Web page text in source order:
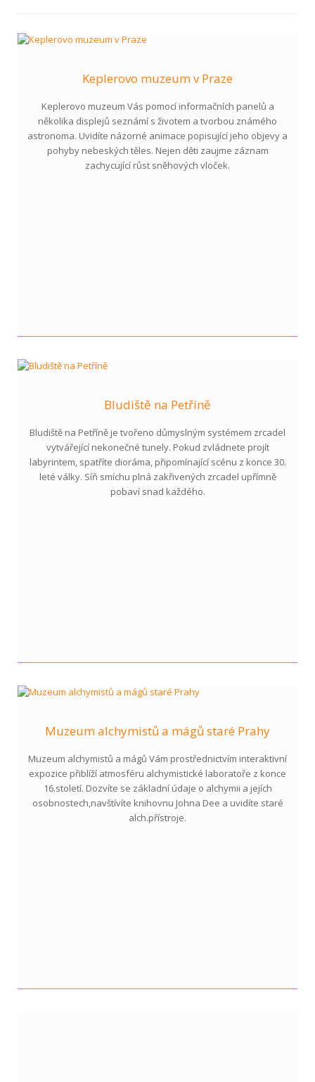
Keplerovo muzeum v Praze
Keplerovo muzeum Vás pomocí informačních panelů a
několika displejů seznámí s životem a tvorbou známého
astronoma. Uvidíte názorné animace popisující jeho objevy a
pohyby nebeských těles. Nejen děti zaujme záznam
zachycující růst sněhových vloček.
Bludiště na Petříně
Bludiště na Petříně je tvořeno důmyslným systémem zrcadel
vytvářející nekonečné tunely. Pokud zvládnete projít
labyrintem, spatříte dioráma, připomínající scénu z konce 30.
leté války. Síň smíchu plná zakřivených zrcadel upřímně
pobaví snad každého.
Muzeum alchymistů a mágů staré Prahy
Muzeum alchymistů a mágů Vám prostřednictvím interaktivní
expozice přiblíží atmosféru alchymistické laboratoře z konce
16.století. Dozvíte se základní údaje o alchymii a jejích
osobnostech,navštívíte knihovnu Johna Dee a uvidíte staré
alch.přístroje.